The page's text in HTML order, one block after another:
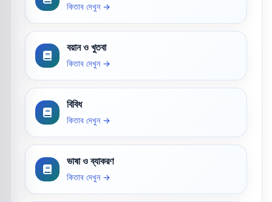
কিতাব দেখুন →
বয়ান ও খুতবা
কিতাব দেখুন →
বিবিধ
কিতাব দেখুন →
ভাষা ও ব্যাকরণ
কিতাব দেখুন →